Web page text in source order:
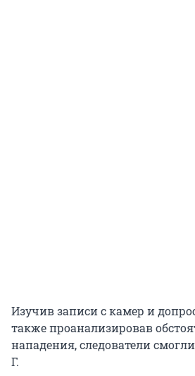
Изучив записи с камер и
также проанализировав
нападения, следователи
Г.